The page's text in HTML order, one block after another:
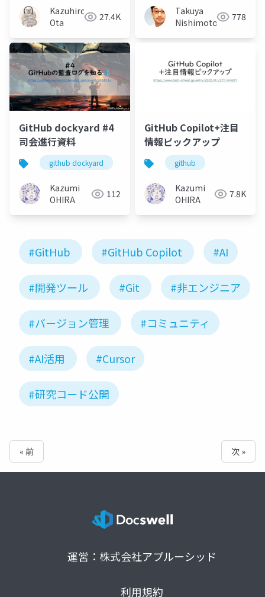
Kazuhiro
Ota
27.4K
Takuya
Nishimoto
778
GitHub dockyard #4
司会進行資料
github dockyard github
Kazumi
OHIRA
112
GitHub Copilot+注目
情報ピックアップ
github
Kazumi
OHIRA
7.8K
#GitHub #GitHub Copilot #AI
#開発ツール #Git #非エンジニア
#バージョン管理 #コミュニティ
#AI活用 #Cursor
#研究コード公開
« 前 次 »
運営：株式会社アプルーシッド
利用規約